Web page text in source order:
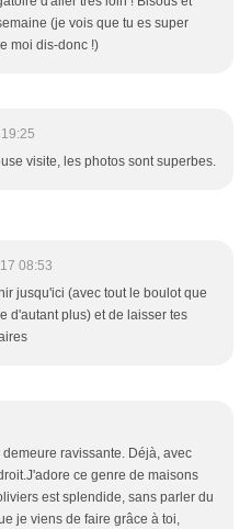
(je vois que tu es super
moi dis-donc !)
visite, les photos sont superbes.
08:53
jusqu'ici (avec tout le boulot que
d'autant plus) et de laisser tes
ravissante. Déjà, avec
ce genre de maisons
est splendide, sans parler du
je viens de faire grâce à toi,